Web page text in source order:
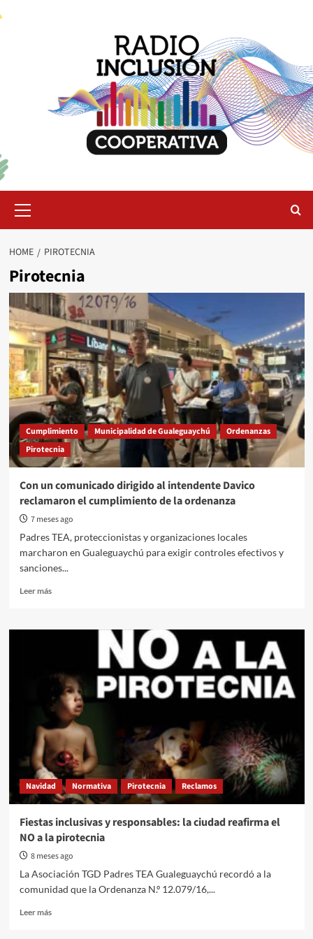
Menu
HOME PIROTECNIA
Pirotecnia
Cumplimiento Municipalidad de Gualeguaychú
Ordenanzas
Pirotecnia
Con un comunicado dirigido al intendente Davico
reclamaron el cumplimiento de la ordenanza
7 meses ago
Padres TEA, proteccionistas y organizaciones locales
marcharon en Gualeguaychú para exigir controles efectivos y
sanciones...
Leer másRead
Con
intendente
Davico
reclamaron
el
cumplimiento
de
la
ordenanza
Navidad Normativa Pirotecnia Reclamos
Fiestas inclusivas y responsables: la ciudad reafirma el
NO a la pirotecnia
8 meses ago
La Asociación TGD Padres TEA Gualeguaychú recordó a la
comunidad que la Ordenanza N.º 12.079/16,...
Leer másRead